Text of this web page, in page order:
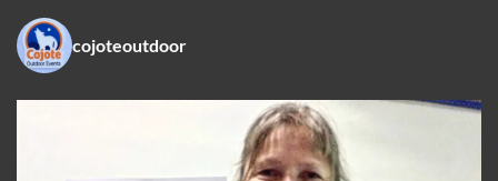
cojoteoutdoor